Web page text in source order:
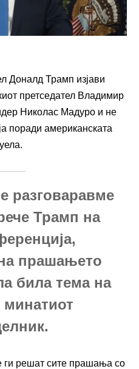
Доналд Трамп изјави
претседател Владимир
Николас Мадуро и не
поради американската
разговаравме
Трамп на
прашањето
била тема на
минатиот
решат сите прашања со